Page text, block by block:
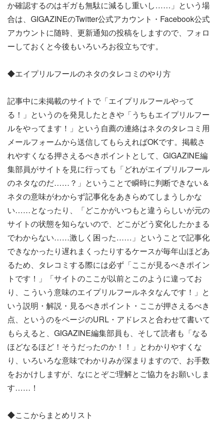
か確認するのはギガも無駄に減るし重いし……」という場
合は、GIGAZINEのTwitter公式アカウント・Facebook公式
アカウントに随時、更新通知の投稿をしますので、フォロ
ーしておくと今後もいろいろお役立ちです。
◆エイプリルフールのネタのタレコミのやり方
記事中に未掲載のサイトで「エイプリルフールやって
る！」というのを発見したときや「うちもエイプリルフー
ルをやってます！」という自薦の連絡はネタのタレコミ用
メールフォームから送信してもらえればOKです。掲載さ
れやすくなる押さえるべきポイントとして、GIGAZINE編
集部員がサイトを見に行っても「どれがエイプリルフール
のネタなのだ……？」ということで瞬時に判断できない＆
ネタの意味がわからず記事化をあきらめてしまうしかな
い……となったり、「どこかがいつもと違うらしいが元の
サイトの状態を知らないので、どこがどう変化したかまる
でわからない……激しく困った……」ということで記事化
できなかったり遅れまくったりするケースが毎年山ほどあ
るため、タレコミする際には必ず「ここが見るべきポイン
トです！」「サイトのここが以前とこのように違ってお
り、こういう意味のエイプリルフールネタなんです！」と
いう説明・解説・見るべきポイント・ここが押さえるべき
点、というのをページのURL・アドレスと合わせて書いて
もらえると、GIGAZINE編集部員も、そして読者も「なる
ほどなるほど！そうだったのか！！」とわかりやすくな
り、いろいろな意味でわかりみが深まりますので、お手数
をおかけしますが、なにとぞご理解とご協力をお願いしま
す……！
◆ここからまとめリスト